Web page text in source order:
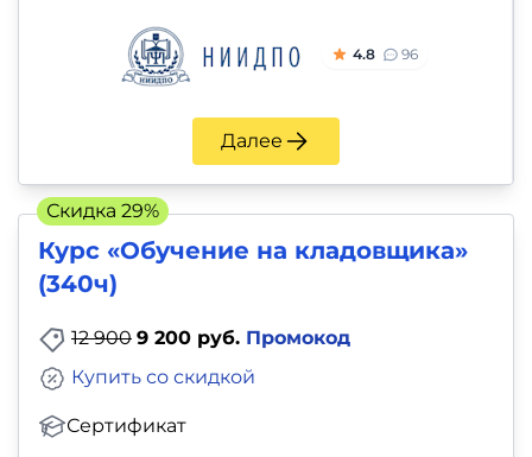
4.8 96
Далее
Курс «Обучение на кладовщика»
(340ч)
12 900 9 200 руб. Промокод
Сертификат
Купить со скидкой
Скидка 29%